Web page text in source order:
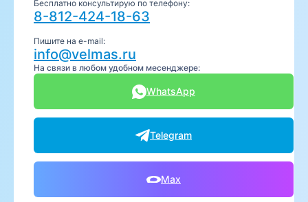
Бесплатно консультирую по телефону:
8-812-424-18-63
Пишите на e-mail:
info@velmas.ru
На связи в любом удобном месенджере:
WhatsApp
Telegram
Max